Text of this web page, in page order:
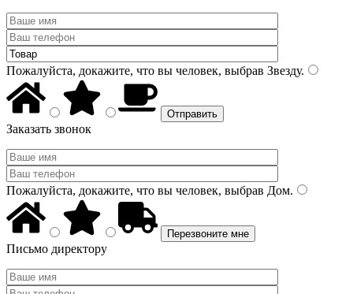
Пожалуйста, докажите, что вы человек, выбрав Звезду.
Заказать звонок
Пожалуйста, докажите, что вы человек, выбрав Дом.
Письмо директору